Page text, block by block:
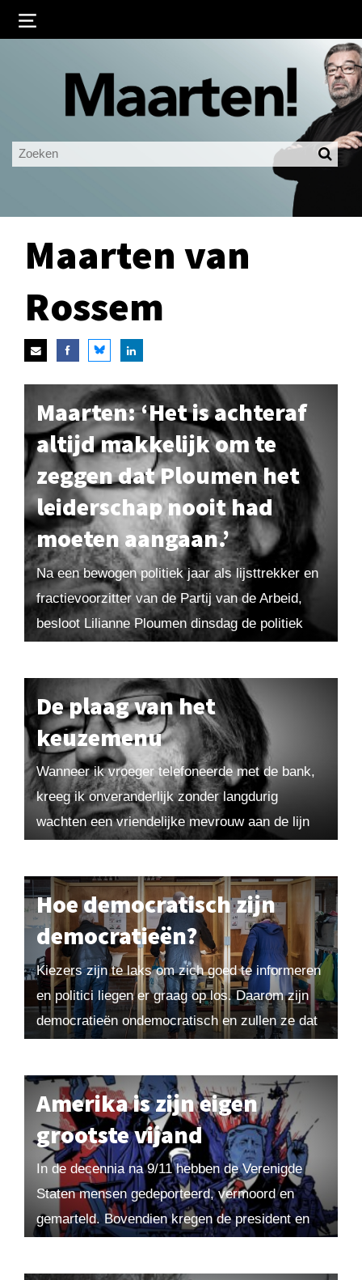
Ingelogd blijven
LOGIN
Maarten van
Rossem
Maarten: ‘Het is achteraf
altijd makkelijk om te
zeggen dat Ploumen het
leiderschap nooit had
moeten aangaan.’
Na een bewogen politiek jaar als lijsttrekker en
fractievoorzitter van de Partij van de Arbeid,
besloot Lilianne Ploumen dinsdag de politiek
De plaag van het
keuzemenu
Wanneer ik vroeger telefoneerde met de bank,
kreeg ik onveranderlijk zonder langdurig
wachten een vriendelijke mevrouw aan de lijn
Hoe democratisch zijn
democratieën?
Kiezers zijn te laks om zich goed te informeren
en politici liegen er graag op los. Daarom zijn
democratieën ondemocratisch en zullen ze dat
Amerika is zijn eigen
grootste vijand
In de decennia na 9/11 hebben de Verenigde
Staten mensen gedeporteerd, vermoord en
gemarteld. Bovendien kregen de president en